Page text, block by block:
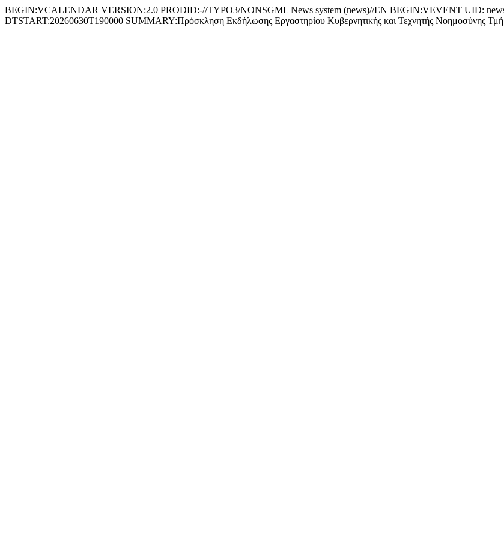
BEGIN:VCALENDAR VERSION:2.0 PRODID:-//TYPO3/NONSGML News system (news)//EN BEGIN:VEVENT UID:
DTSTART:20260630T190000 SUMMARY:Πρόσκληση Εκδήλωσης Εργαστηρίου Κυβερνητικής και Τεχνητής